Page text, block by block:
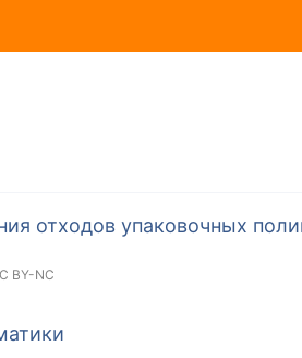
отходов упаковочных
BY-NC